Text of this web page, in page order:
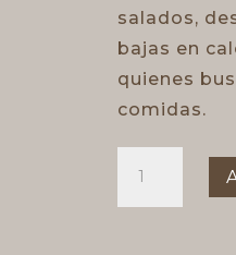
salados,
bajas en
quienes
comidas.
SARRACENO